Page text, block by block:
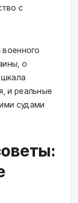
с
о
и реальные
судами